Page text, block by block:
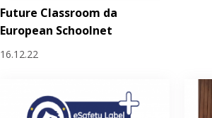
Future Classroom da
European Schoolnet
16.12.22